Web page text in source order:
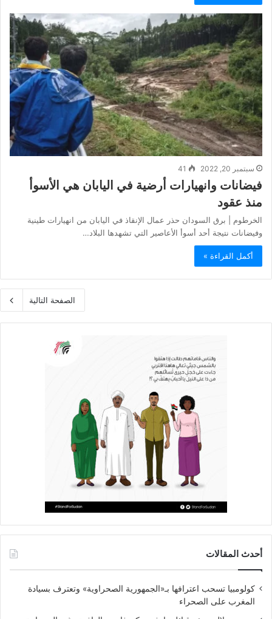
سبتمبر 20, 2022 41
فيضانات وانهيارات أرضية في اليابان هي الأسوأ
منذ عقود
الخرطوم | برق السودان حذر عمال الإنقاذ في اليابان من انهيارات طينية
وفيضانات نتيجة أحد أسوأ الأعاصير التي تشهدها البلاد…
أكمل القراءة »
الصفحة التالية
أحدث المقالات
كولومبيا تسحب اعترافها بـ«الجمهورية الصحراوية» وتعترف بسيادة
المغرب على الصحراء